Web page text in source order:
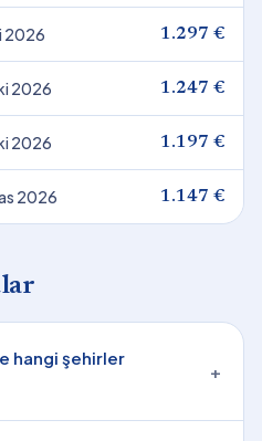
2026 1.297 €
2026 1.247 €
2026 1.197 €
2026 1.147 €
hangi şehirler
+